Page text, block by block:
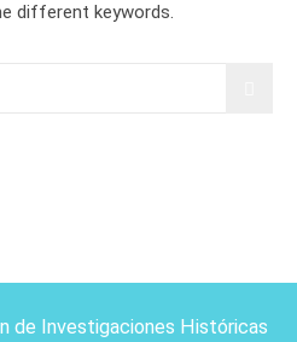
different keywords.
de Investigaciones Históricas